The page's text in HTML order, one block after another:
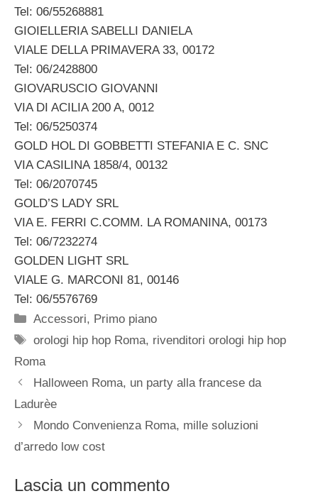
Tel: 06/55268881
GIOIELLERIA SABELLI DANIELA
VIALE DELLA PRIMAVERA 33, 00172
Tel: 06/2428800
GIOVARUSCIO GIOVANNI
VIA DI ACILIA 200 A, 0012
Tel: 06/5250374
GOLD HOL DI GOBBETTI STEFANIA E C. SNC
VIA CASILINA 1858/4, 00132
Tel: 06/2070745
GOLD’S LADY SRL
VIA E. FERRI C.COMM. LA ROMANINA, 00173
Tel: 06/7232274
GOLDEN LIGHT SRL
VIALE G. MARCONI 81, 00146
Tel: 06/5576769
Categorie
Accessori, Primo piano
Tag
orologi hip hop Roma, rivenditori orologi hip hop
Roma
Halloween Roma, un party alla francese da
Ladurèe
Mondo Convenienza Roma, mille soluzioni
d’arredo low cost
Lascia un commento